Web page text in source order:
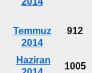
Temmuz
2014
912
Haziran
1005